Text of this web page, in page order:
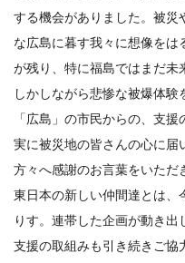
する機会がありました。被災
な広島に暮す我々に想像をは
が残り、特に福島ではまだ
しかしながら悲惨な被爆体
「広島」の市民からの、支
実に被災地の皆さんの心に届
方々へ感謝のお言葉をいた
東日本の新しい仲間達とは、
りす。連帯した企画が動き
支援の取組みも引き続きご協